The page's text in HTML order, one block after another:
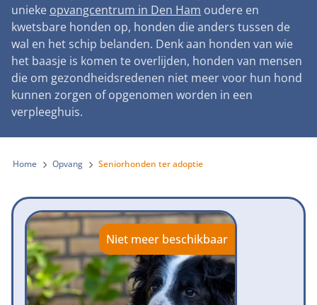
Landelijke registratie bijtincidenten
Verantwoord fokbeleid
Landelijk vuurwerkverbod
Verplichte pre-aanschaf cursus
Gemeentelijk meldpunt bijtincidenten
Bescherming tegen grasaren
Lezingen
Symposium Gemeentelijk Dierenbeleid
Teken onze petitie
Steun als bedrijf
Adopteer een seniorhond
Sponsor een seniorhond
Steun als vrijwilliger
Honden voor Honden Loop
Vraag een donatiebox aan
Wat wij doen
Onze organisatie
Samenwerking
Jaarverslag
Vacatures
Donateursmagazine Hond
Onze successen voor honden
Contactgegevens
Pers
Nieuws
Nieuwsbrief
Incassodata
Zoeken
unieke opvangcentrum in Den Ham oudere en
kwetsbare honden op, honden die anders tussen de
wal en het schip belanden. Denk aan honden van wie
het baasje is komen te overlijden, honden van mensen
die om gezondheidsredenen niet meer voor hun hond
kunnen zorgen of opgenomen worden in een
verpleeghuis.
Home Opvang Seniorhonden ter adoptie
Niet meer beschikbaar